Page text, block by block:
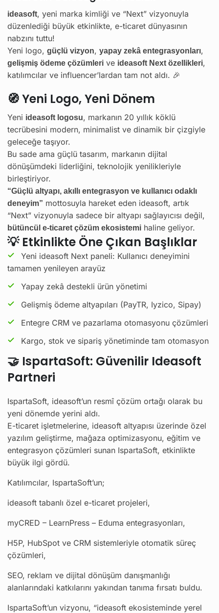
ideasoft, yeni marka kimliği ve “Next” vizyonuyla
düzenlediği büyük etkinlikte, e-ticaret dünyasının
nabzını tuttu!
Yeni logo, güçlü vizyon, yapay zekâ entegrasyonları,
gelişmiş ödeme çözümleri ve ideasoft Next özellikleri,
katılımcılar ve influencer’lardan tam not aldı. 🎉
🧭 Yeni Logo, Yeni Dönem
Yeni ideasoft logosu, markanın 20 yıllık köklü
tecrübesini modern, minimalist ve dinamik bir çizgiyle
geleceğe taşıyor.
Bu sade ama güçlü tasarım, markanın dijital
dönüşümdeki liderliğini, teknolojik yenilikleriyle
birleştiriyor.
“Güçlü altyapı, akıllı entegrasyon ve kullanıcı odaklı
deneyim” mottosuyla hareket eden ideasoft, artık
“Next” vizyonuyla sadece bir altyapı sağlayıcısı değil,
bütüncül e-ticaret çözüm ekosistemi haline geliyor.
💡 Etkinlikte Öne Çıkan Başlıklar
Yeni ideasoft Next paneli: Kullanıcı deneyimini
tamamen yenileyen arayüz
Yapay zekâ destekli ürün yönetimi
Gelişmiş ödeme altyapıları (PayTR, Iyzico, Sipay)
Entegre CRM ve pazarlama otomasyonu çözümleri
Kargo, stok ve sipariş yönetiminde tam otomasyon
🤝 IspartaSoft: Güvenilir Ideasoft
Partneri
IspartaSoft, ideasoft’un resmî çözüm ortağı olarak bu
yeni dönemde yerini aldı.
E-ticaret işletmelerine, ideasoft altyapısı üzerinde özel
yazılım geliştirme, mağaza optimizasyonu, eğitim ve
entegrasyon çözümleri sunan IspartaSoft, etkinlikte
büyük ilgi gördü.
Katılımcılar, IspartaSoft’un;
ideasoft tabanlı özel e-ticaret projeleri,
myCRED – LearnPress – Eduma entegrasyonları,
H5P, HubSpot ve CRM sistemleriyle otomatik süreç
çözümleri,
SEO, reklam ve dijital dönüşüm danışmanlığı
alanlarındaki katkılarını yakından tanıma fırsatı buldu.
IspartaSoft’un vizyonu, “ideasoft ekosisteminde yerel